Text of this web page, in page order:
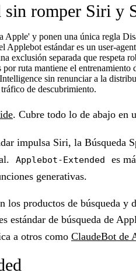
sin romper Siri y
Apple' y ponen una única regla
estándar es un user-
exclusión separada que respeta
ruta mantiene el
sin renunciar a la
de descubrimiento.
. Cubre todo lo de abajo en
impulsa Siri, la Búsqueda
Applebot-Extended
es
generativas.
productos de búsqueda
de búsqueda de
a otros como ClaudeBot de